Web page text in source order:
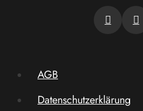
AGB
Datenschutzerklärung